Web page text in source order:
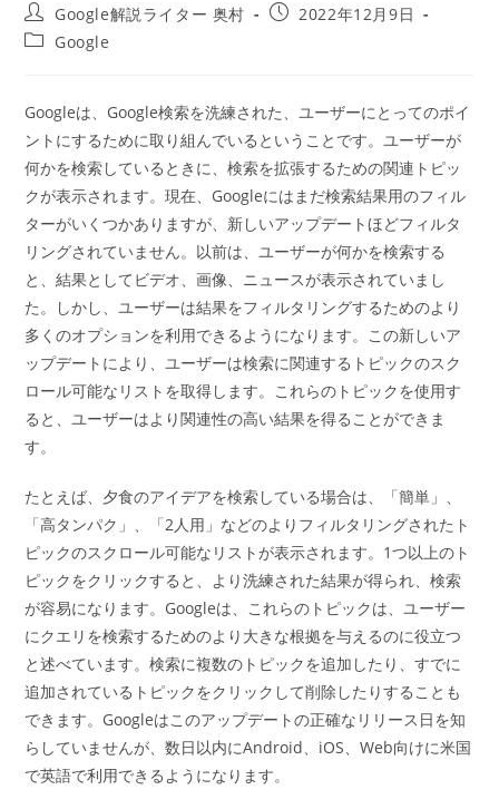
投
稿
者:
Google解説ライター 奥村
投
2022年12月9日
投
テ
ゴ
リ
ー:
Google
Googleは、Google検索を洗練された、ユーザーにとってのポイ
ントにするために取り組んでいるということです。ユーザーが
何かを検索しているときに、検索を拡張するための関連トピッ
クが表示されます。現在、Googleにはまだ検索結果用のフィル
ターがいくつかありますが、新しいアップデートほどフィルタ
リングされていません。以前は、ユーザーが何かを検索する
と、結果としてビデオ、画像、ニュースが表示されていまし
た。しかし、ユーザーは結果をフィルタリングするためのより
多くのオプションを利用できるようになります。この新しいア
ップデートにより、ユーザーは検索に関連するトピックのスク
ロール可能なリストを取得します。これらのトピックを使用す
ると、ユーザーはより関連性の高い結果を得ることができま
す。
たとえば、夕食のアイデアを検索している場合は、「簡単」、
「高タンパク」、「2人用」などのよりフィルタリングされたト
ピックのスクロール可能なリストが表示されます。1つ以上のト
ピックをクリックすると、より洗練された結果が得られ、検索
が容易になります。Googleは、これらのトピックは、ユーザー
にクエリを検索するためのより大きな根拠を与えるのに役立つ
と述べています。検索に複数のトピックを追加したり、すでに
追加されているトピックをクリックして削除したりすることも
できます。Googleはこのアップデートの正確なリリース日を知
らしていませんが、数日以内にAndroid、iOS、Web向けに米国
で英語で利用できるようになります。